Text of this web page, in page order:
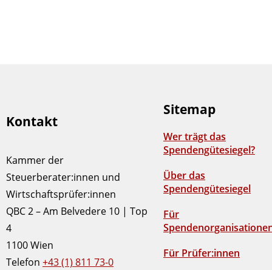
Kontakt
Kammer der
Steuerberater:innen und
Wirtschaftsprüfer:innen
QBC 2 – Am Belvedere 10 | Top
4
1100 Wien
Telefon +43 (1) 811 73-0
Sitemap
Wer trägt das
Spendengütesiegel?
Über das
Spendengütesiegel
Für
Für Prüfer:innen